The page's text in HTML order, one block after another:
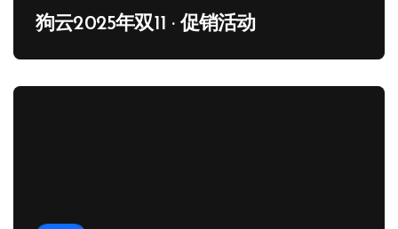
狗云2025年双11 · 促销活动